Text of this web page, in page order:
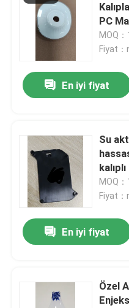
Ürünler
PC
MOQ
Fiyat
En iyi fiyat
Su
MOQ
Fiyat
En iyi fiyat
Özel